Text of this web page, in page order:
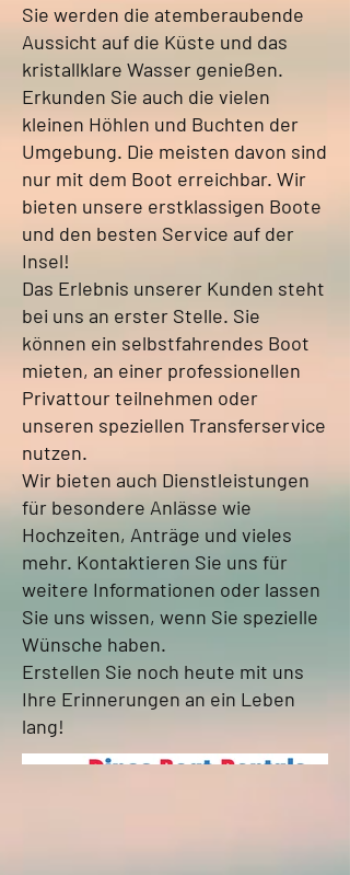
Sie werden die atemberaubende
Aussicht auf die Küste und das
kristallklare Wasser genießen.
Erkunden Sie auch die vielen
kleinen Höhlen und Buchten der
Umgebung. Die meisten davon sind
nur mit dem Boot erreichbar. Wir
bieten unsere erstklassigen Boote
und den besten Service auf der
Insel!
Das Erlebnis unserer Kunden steht
bei uns an erster Stelle. Sie
können ein selbstfahrendes Boot
mieten, an einer professionellen
Privattour teilnehmen oder
unseren speziellen Transferservice
nutzen.
Wir bieten auch Dienstleistungen
für besondere Anlässe wie
Hochzeiten, Anträge und vieles
mehr. Kontaktieren Sie uns für
weitere Informationen oder lassen
Sie uns wissen, wenn Sie spezielle
Wünsche haben.
Erstellen Sie noch heute mit uns
Ihre Erinnerungen an ein Leben
lang!